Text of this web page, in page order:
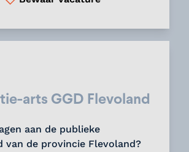
arts GGD Flevoland
aan de publieke
van de provincie Flevoland?